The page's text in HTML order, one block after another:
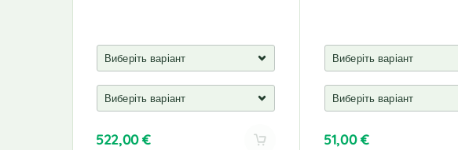
522,00€ 51,00€